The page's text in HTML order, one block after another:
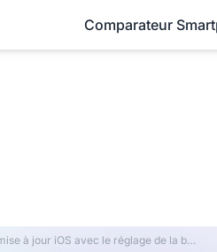
Comparateur
Apple déploie la mise à jour iOS avec le réglage de la batterie